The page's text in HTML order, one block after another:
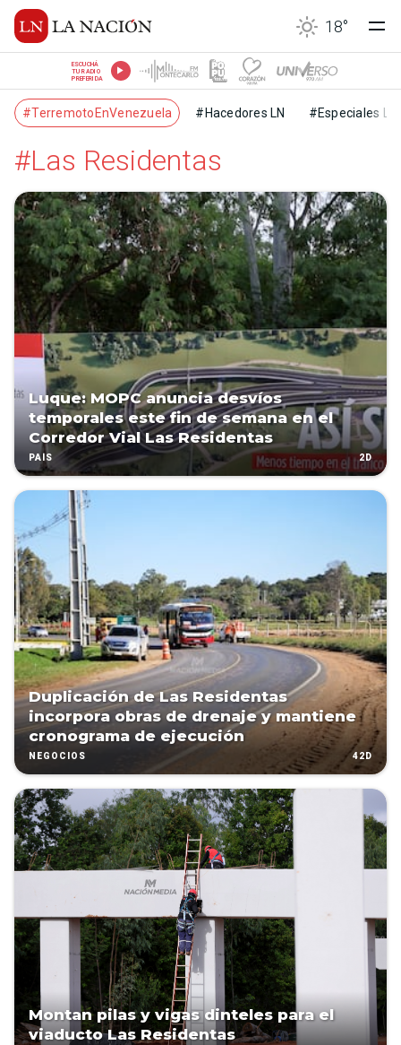
18°
ESCUCHÁ
TU RADIO
PREFERIDA
#TerremotoEnVenezuela #Hacedores LN #Especiales LN
#Las Residentas
Luque: MOPC anuncia desvíos
temporales este fin de semana en el
Corredor Vial Las Residentas
PAÍS 2D
Duplicación de Las Residentas
incorpora obras de drenaje y mantiene
cronograma de ejecución
NEGOCIOS 42D
Montan pilas y vigas dinteles para el
viaducto Las Residentas